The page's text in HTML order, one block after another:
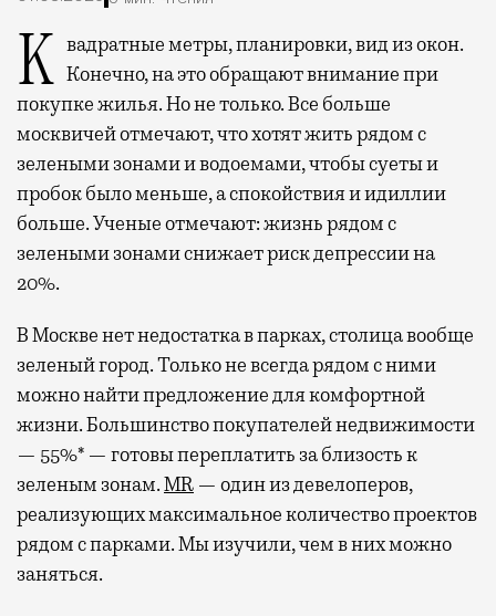
Квадратные метры, планировки, вид из окон. Конечно, на это обращают внимание при
покупке жилья. Но не только. Все больше
москвичей отмечают, что хотят жить рядом с
зелеными зонами и водоемами, чтобы суеты и
пробок было меньше, а спокойствия и идиллии
больше. Ученые отмечают: жизнь рядом с
зелеными зонами снижает риск депрессии на
20%.
В Москве нет недостатка в парках, столица вообще
зеленый город. Только не всегда рядом с ними
можно найти предложение для комфортной
жизни. Большинство покупателей недвижимости
— 55%* — готовы переплатить за близость к
зеленым зонам.MR — один из девелоперов,
реализующих максимальное количество проектов
рядом с парками. Мы изучили, чем в них можно
заняться.